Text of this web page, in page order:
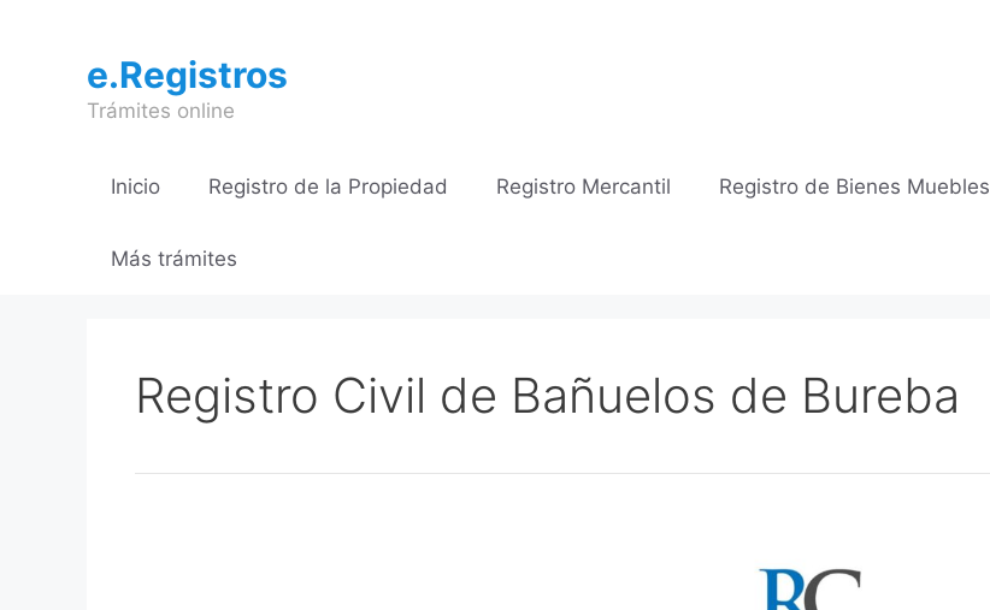
contenidoe.Registros
Trámites online
Inicio Registro de la Propiedad Registro Mercantil Registro de Bienes Muebles
Más trámites
Registro Civil de Bañuelos de Bureba